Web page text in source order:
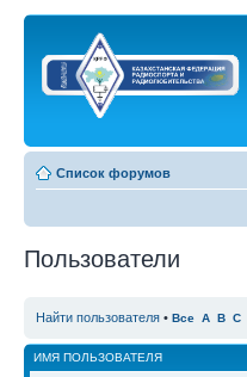
Список форумов
Пользователи
Найти пользователя • Все A B C
ИМЯ ПОЛЬЗОВАТЕЛЯ